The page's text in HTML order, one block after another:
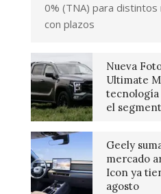
0% (TNA) para
con plazos
Nueva
Ultimate
tecnología
el
Geely
mercado
Icon ya
agosto